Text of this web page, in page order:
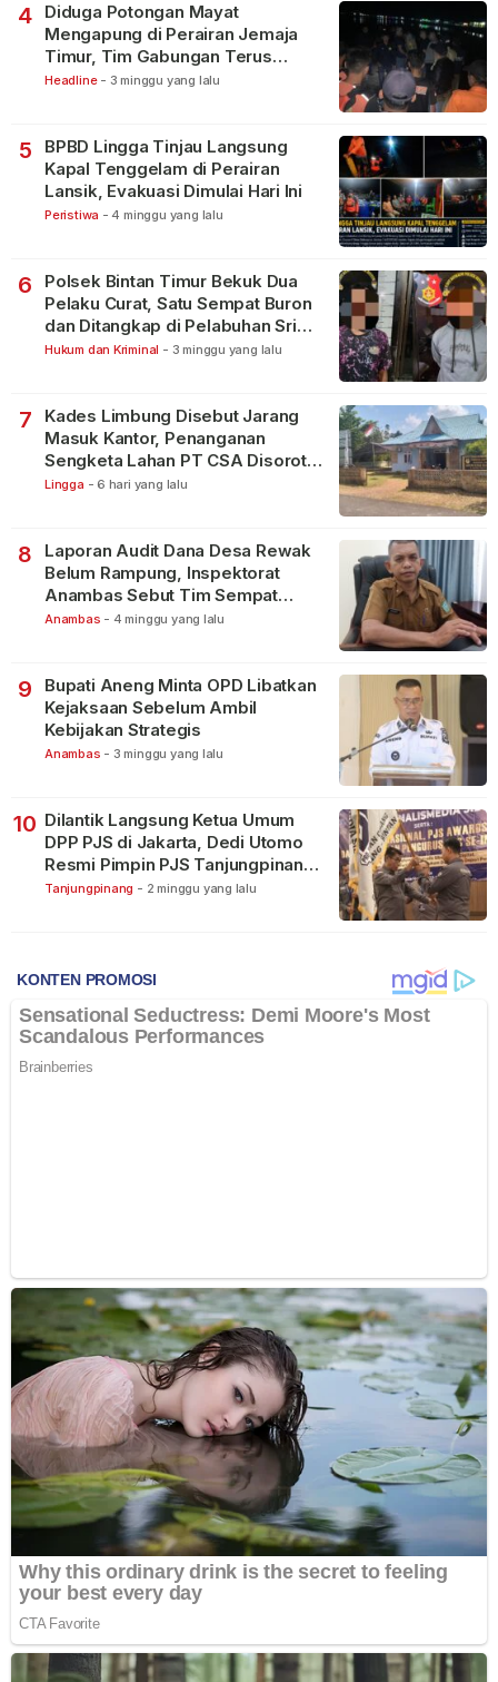
4
Diduga Potongan Mayat
Mengapung di Perairan Jemaja
Timur, Tim Gabungan Terus
Lakukan Pencarian
Headline - 3 minggu yang lalu
5
BPBD Lingga Tinjau Langsung
Kapal Tenggelam di Perairan
Lansik, Evakuasi Dimulai Hari Ini
Peristiwa - 4 minggu yang lalu
6
Polsek Bintan Timur Bekuk Dua
Pelaku Curat, Satu Sempat Buron
dan Ditangkap di Pelabuhan Sri
Bintan Pura
Hukum dan Kriminal - 3 minggu yang lalu
7
Kades Limbung Disebut Jarang
Masuk Kantor, Penanganan
Sengketa Lahan PT CSA Disorot
Warga
Lingga - 6 hari yang lalu
8
Laporan Audit Dana Desa Rewak
Belum Rampung, Inspektorat
Anambas Sebut Tim Sempat
Terbagi Tangani Kasus Lain
Anambas - 4 minggu yang lalu
9
Bupati Aneng Minta OPD Libatkan
Kejaksaan Sebelum Ambil
Kebijakan Strategis
Anambas - 3 minggu yang lalu
10 Dilantik Langsung Ketua Umum
DPP PJS di Jakarta, Dedi Utomo
Resmi Pimpin PJS Tanjungpinang-
Bintan
Tanjungpinang - 2 minggu yang lalu